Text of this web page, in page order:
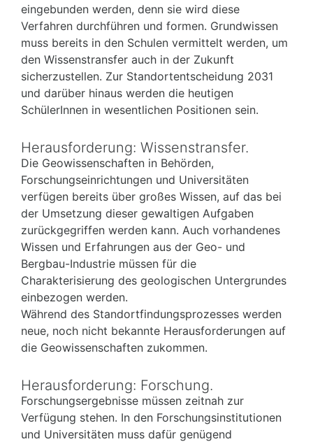
eingebunden werden, denn sie wird diese
Verfahren durchführen und formen. Grundwissen
muss bereits in den Schulen vermittelt werden, um
den Wissenstransfer auch in der Zukunft
sicherzustellen. Zur Standortentscheidung 2031
und darüber hinaus werden die heutigen
SchülerInnen in wesentlichen Positionen sein.
Herausforderung: Wissenstransfer.
Die Geowissenschaften in Behörden,
Forschungseinrichtungen und Universitäten
verfügen bereits über großes Wissen, auf das bei
der Umsetzung dieser gewaltigen Aufgaben
zurückgegriffen werden kann. Auch vorhandenes
Wissen und Erfahrungen aus der Geo- und
Bergbau-Industrie müssen für die
Charakterisierung des geologischen Untergrundes
einbezogen werden.
Während des Standortfindungsprozesses werden
neue, noch nicht bekannte Herausforderungen auf
die Geowissenschaften zukommen.
Herausforderung: Forschung.
Forschungsergebnisse müssen zeitnah zur
Verfügung stehen. In den Forschungsinstitutionen
und Universitäten muss dafür genügend